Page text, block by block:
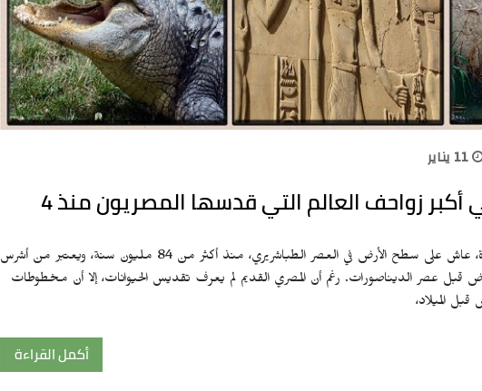
"التمساح النيلي" .. ثاني أكبر زواحف العالم التي قدسها المصريون منذ 4
حيوان مفترس، حاد الطباع، شديد القوة، عاش على سطح الأرض في العصر الطباشريري، منذ أكثر من 84 مليون سنة، ويعتبر من أشرس
قبل عصر الديناصورات. رغم أن المصري القديم لم يعرف تقديس الحيوانات، إلا أن مخطوطات
الميلاد،
أكمل القراءة